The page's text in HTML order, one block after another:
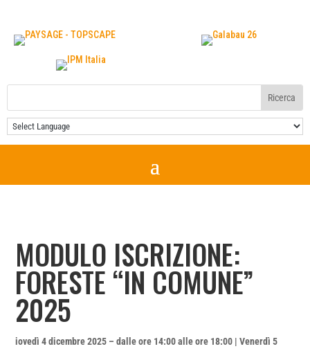
MODULO ISCRIZIONE:
FORESTE “IN COMUNE”
2025
iovedì 4 dicembre 2025 – dalle ore 14:00 alle ore 18:00 | Venerdì 5